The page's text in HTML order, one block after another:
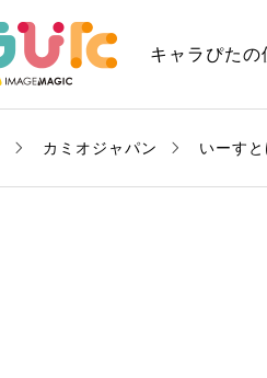
キャラぴたの
カミオジャパン いーすと